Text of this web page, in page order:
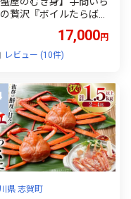
贅沢『ボイルたらば
定OK》《2週間以内に発
タラバガニ たらばが
き不要[金高水産][0017-
17,000円
レビュー (10件)
県 志賀町